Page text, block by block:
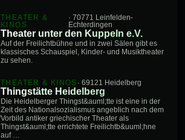
THEATER &
KINOS
· 70771 Leinfelden-
Echterdingen
Theater unter den Kuppeln e.V.
Auf der Freilichtbühne und in zwei Sälen gibt es
klassisches Schauspiel, Kinder- und Musiktheater
zu sehen.
THEATER & KINOS · 69121 Heidelberg
Thingstätte Heidelberg
Die Heidelberger Thingst&auml;tte ist eine in der
Zeit des Nationalsozialismus angeblich nach dem
Vorbild antiker griechischer Theater als
Thingst&auml;tte errichtete Freilichtb&uuml;hne
auf …